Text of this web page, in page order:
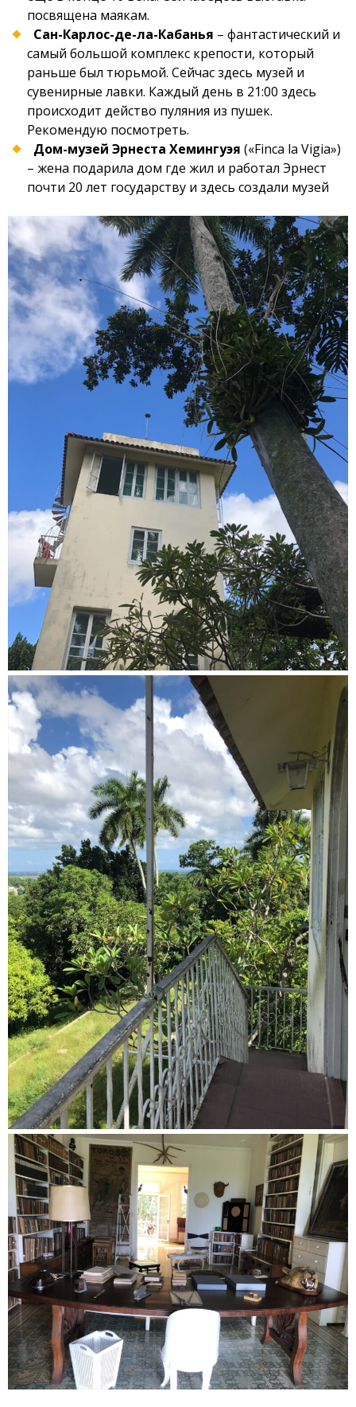
посвящена маякам.
Сан-Карлос-де-ла-Кабанья – фантастический и
самый большой комплекс крепости, который
раньше был тюрьмой. Сейчас здесь музей и
сувенирные лавки. Каждый день в 21:00 здесь
происходит действо пуляния из пушек.
Рекомендую посмотреть.
Дом-музей Эрнеста Хемингуэя («Finca la Vigia»)
– жена подарила дом где жил и работал Эрнест
почти 20 лет государству и здесь создали музей